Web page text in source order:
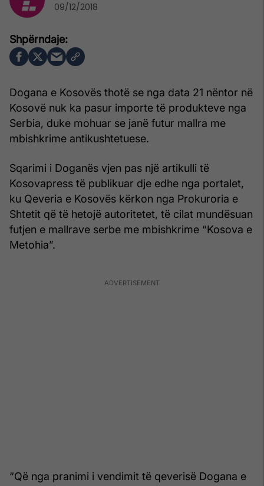
Dogana e Kosovës thotë se nga data 21 nëntor në
Kosovë nuk ka pasur importe të produkteve nga
Serbia, duke mohuar se janë futur mallra me
mbishkrime antikushtetuese.
Sqarimi i Doganës vjen pas një artikulli të
Kosovapress të publikuar dje edhe nga portalet,
ku Qeveria e Kosovës kërkon nga Prokuroria e
Shtetit që të hetojë autoritetet, të cilat mundësuan
futjen e mallrave serbe me mbishkrime “Kosova e
Metohia”.
“Që nga pranimi i vendimit të qeverisë Dogana e
09/12/2018